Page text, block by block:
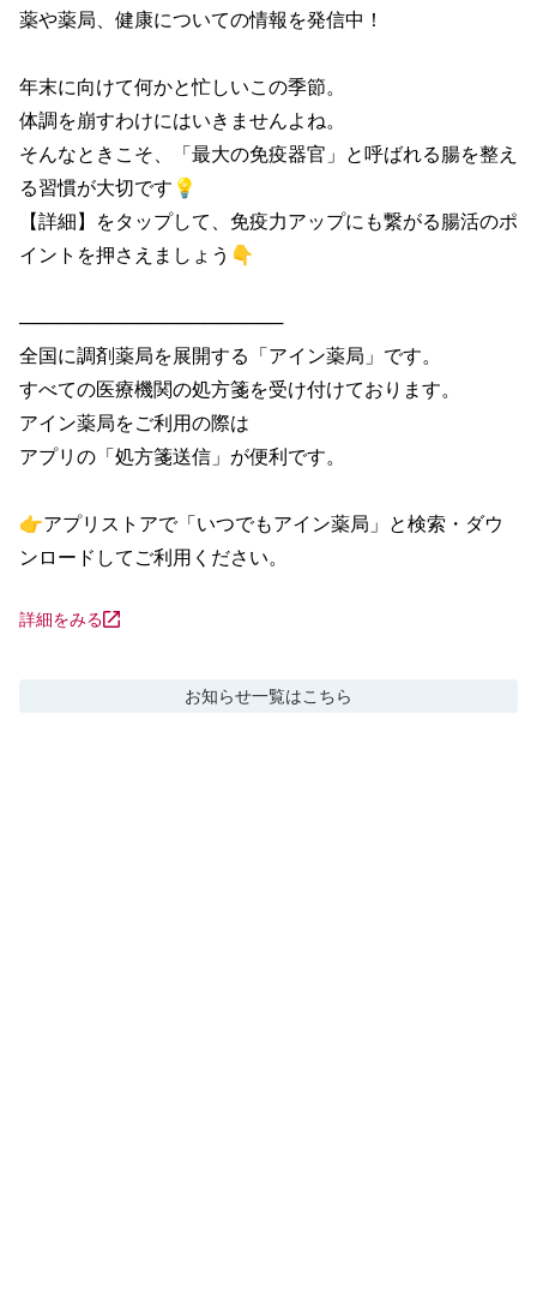
薬や薬局、健康についての情報を発信中！
年末に向けて何かと忙しいこの季節。
体調を崩すわけにはいきませんよね。
そんなときこそ、「最大の免疫器官」と呼ばれる腸を整え
る習慣が大切です💡
【詳細】をタップして、免疫力アップにも繋がる腸活のポ
イントを押さえましょう👇
────────────────────
全国に調剤薬局を展開する「アイン薬局」です。
すべての医療機関の処方箋を受け付けております。
アイン薬局をご利用の際は
アプリの「処方箋送信」が便利です。
👉アプリストアで「いつでもアイン薬局」と検索・ダウ
ンロードしてご利用ください。
詳細をみる
お知らせ一覧はこちら